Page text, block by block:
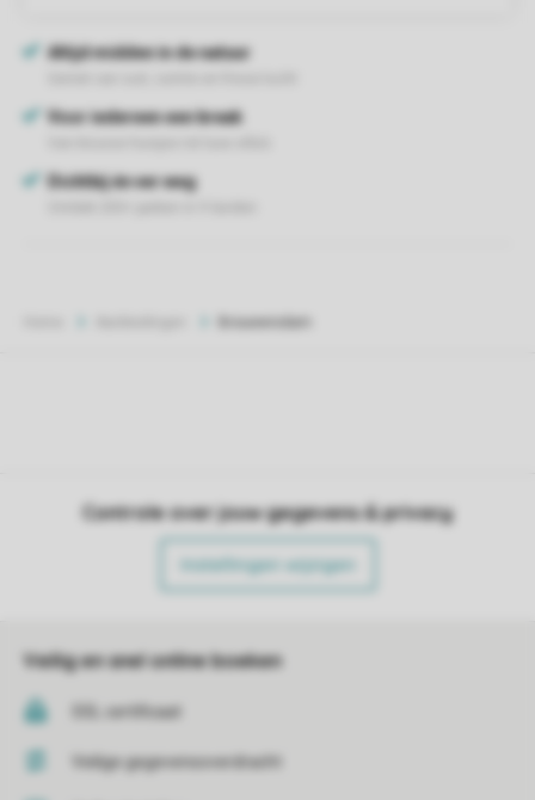
Controle over jouw gegevens & privacy
Instellingen wijzigen
Veilig en snel online boeken
SSL certificaat
Veilige gegevensoverdracht